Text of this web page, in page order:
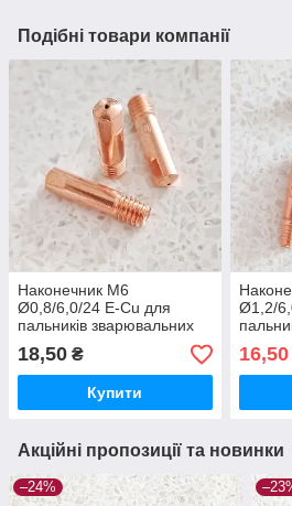
Подібні товари компанії
Наконечник М6
Ø0,8/6,0/24 E-Cu для
пальників зварювальних
напівавтоматів
18,50 ₴
Купити
Ø1,2/
16,50
Акційні пропозиції та новинки
–24%